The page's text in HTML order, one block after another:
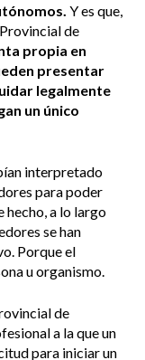
Y es que,
de
propia en
presentar
legalmente
un único
interpretado
para poder
hecho, a lo largo
se han
Porque el
u organismo.
de
a la que un
para iniciar un